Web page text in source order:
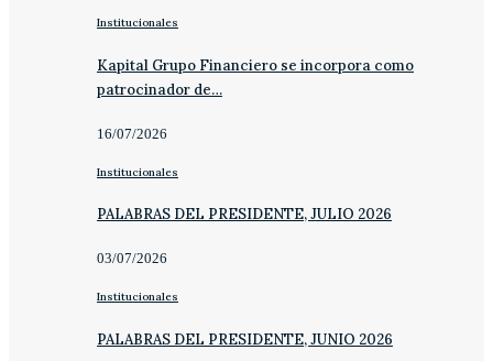
Institucionales
Kapital Grupo Financiero se incorpora como
patrocinador de…
16/07/2026
Institucionales
PALABRAS DEL PRESIDENTE, JULIO 2026
03/07/2026
Institucionales
PALABRAS DEL PRESIDENTE, JUNIO 2026